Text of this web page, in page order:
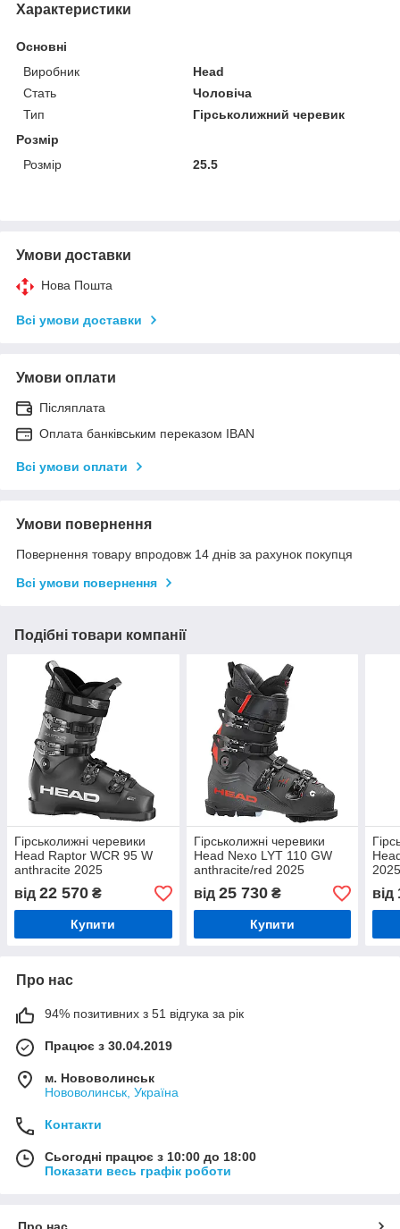
Характеристики
Основні
Виробник
Head
Стать
Чоловіча
Тип
Гірськолижний черевик
Розмір
Розмір
25.5
Умови доставки
Нова Пошта
Всі умови доставки
Умови оплати
Післяплата
Оплата банківським переказом IBAN
Всі умови оплати
Умови повернення
Повернення товару впродовж 14 днів за рахунок покупця
Всі умови повернення
Подібні товари компанії
Гірськолижні черевики
Head Raptor WCR 95 W
anthracite 2025
від 22 570 ₴
Купити
Гірськолижні черевики
Head Nexo LYT 110 GW
anthracite/red 2025
від 25 730₴
Купити
від
Про нас
94% позитивних з 51 відгука за рік
Працює з 30.04.2019
м. Нововолинськ
Нововолинськ, Україна
Контакти
Сьогодні працює з 10:00 до 18:00
Показати весь графік роботи